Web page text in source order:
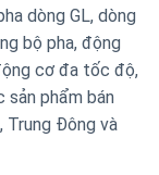
dòng GL, dòng
bộ pha, động
cơ đa tốc độ,
sản phẩm bán
Trung Đông và